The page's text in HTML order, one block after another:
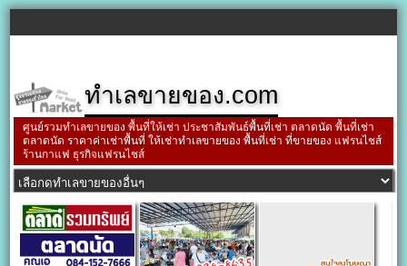
ทำเลขายของ.com
ศูนย์รวมทำเลขายของ พื้นที่ให้เช่า ประชาสัมพันธ์พื้นที่เช่า ตลาดนัด พื้นที่เช่า
ตลาดนัด ราคาค่าเช่าพื้นที่ ให้เช่าทำเลขายของ พื้นที่เช่า ที่ขายของ แฟรนไชส์
ร้านกาแฟ ธุรกิจแฟรนไชส์